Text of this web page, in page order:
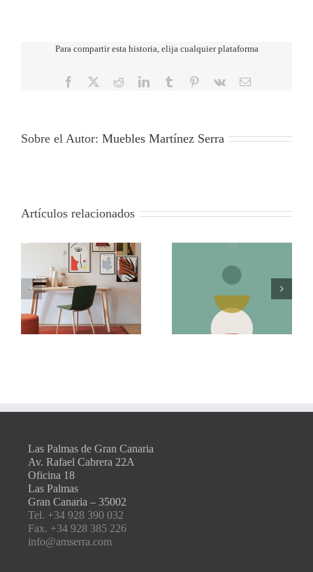
Para compartir esta historia, elija cualquier plataforma
Facebook RedditLinkedInTumblr Pinterest
Vk
Correo
Sobre el Autor: Muebles Martínez Serra
Artículos relacionados
Las Palmas de Gran Canaria
Av. Rafael Cabrera 22A
Oficina 18
Las Palmas
Gran Canaria – 35002
Tel. +34 928 390 032
Fax. +34 928 385 226
info@amserra.com